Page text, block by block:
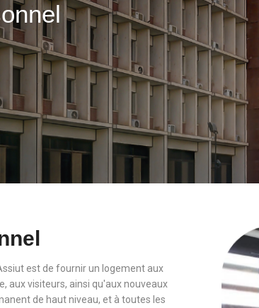
est de fournir un logement aux
aux visiteurs, ainsi qu'aux nouveaux
de haut niveau, et à toutes les